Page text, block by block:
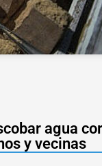
agua
y vecinas